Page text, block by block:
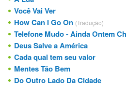
Você Vai Ver
How Can I Go On (Tradução)
Telefone Mudo - Ainda Ontem
Deus Salve a América
Cada qual tem seu valor
Mentes Tão Bem
Do Outro Lado Da Cidade